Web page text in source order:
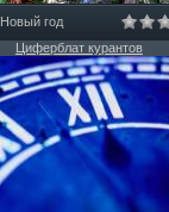
Новый год
Циферблат курантов